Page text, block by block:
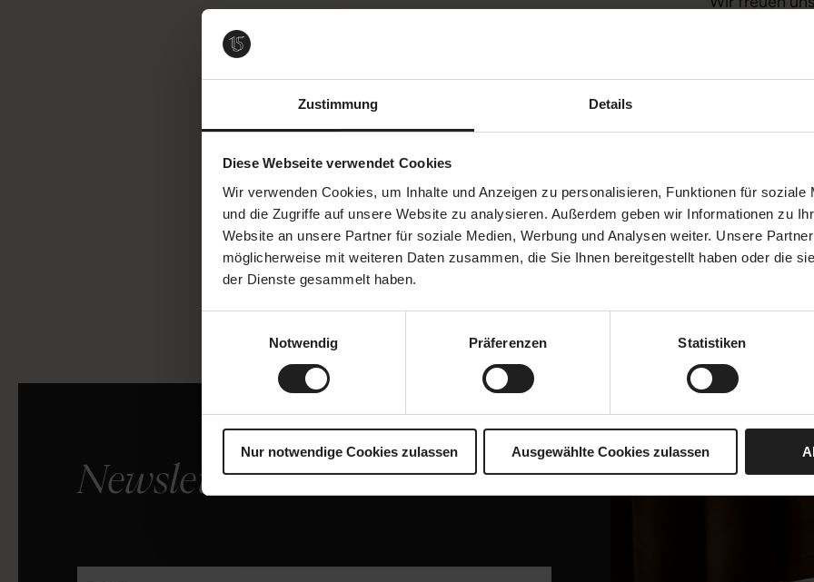
Zustimmung Details
Diese Webseite verwendet Cookies
Wir verwenden Cookies, um Inhalte und Anzeigen zu personalisieren, Funktionen für soziale
und die Zugriffe auf unsere Website zu analysieren. Außerdem geben wir Informationen zu
Website an unsere Partner für soziale Medien, Werbung und Analysen weiter. Unsere
möglicherweise mit weiteren Daten zusammen, die Sie Ihnen bereitgestellt haben oder die
der Dienste gesammelt haben.
Notwendig
Präferenzen Statistiken
Nur notwendige Cookies zulassen Ausgewählte Cookies zulassen
Sie möchten
Gerne
Gutschein.
JETZT
Newsletter